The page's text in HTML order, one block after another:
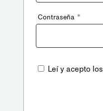
Contraseña *
Leí y acepto los